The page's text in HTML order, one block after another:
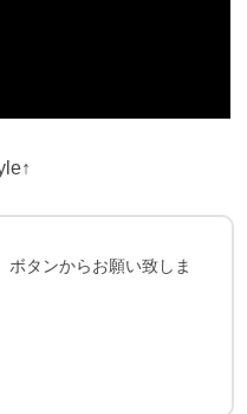
ボタンからお願い致しま